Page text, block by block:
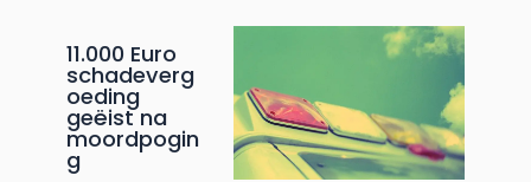
11.000 Euro
schadeverg
oeding
geëist na
moordpogin
g